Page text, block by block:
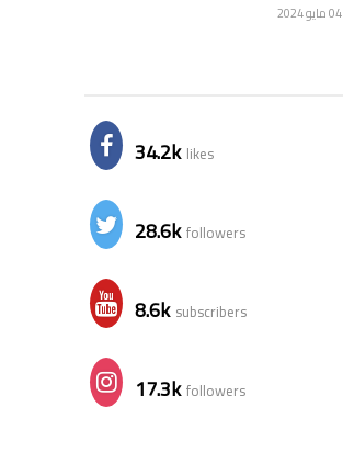
04 مايو 2024
34.2k likes
28.6k followers
8.6k subscribers
17.3k followers